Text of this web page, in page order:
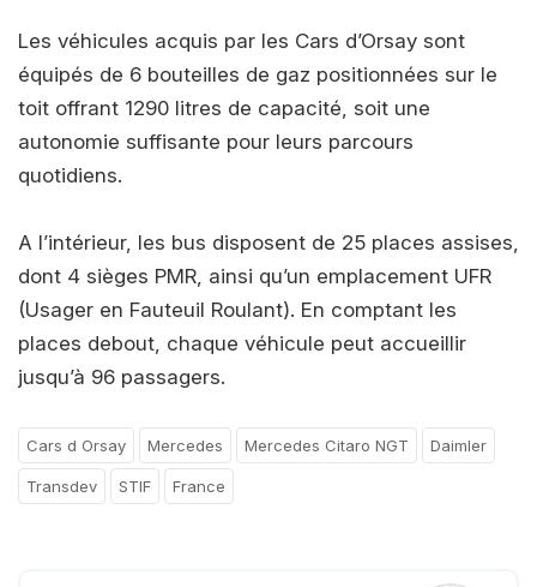
Les véhicules acquis par les Cars d’Orsay sont
équipés de 6 bouteilles de gaz positionnées sur le
toit offrant 1290 litres de capacité, soit une
autonomie suffisante pour leurs parcours
quotidiens.
A l’intérieur, les bus disposent de 25 places assises,
dont 4 sièges PMR, ainsi qu’un emplacement UFR
(Usager en Fauteuil Roulant). En comptant les
places debout, chaque véhicule peut accueillir
jusqu’à 96 passagers.
Cars d Orsay Mercedes Mercedes Citaro NGT Daimler
Transdev STIF France